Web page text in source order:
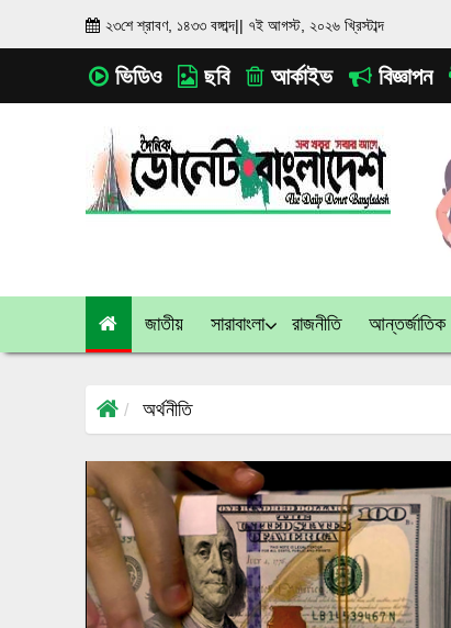
২৩শে শ্রাবণ, ১৪৩৩ বঙ্গাব্দ|| ৭ই আগস্ট, ২০২৬ খ্রিস্টাব্দ
ভিডিও ছবি আর্কাইভ বিজ্ঞাপন
জাতীয় সারাবাংলা রাজনীতি আন্তর্জাতিক
অর্থনীতি